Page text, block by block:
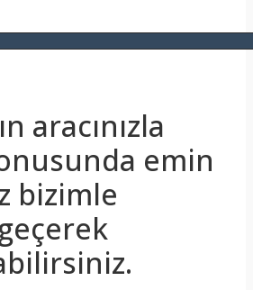
aracınızla
emin
bizimle